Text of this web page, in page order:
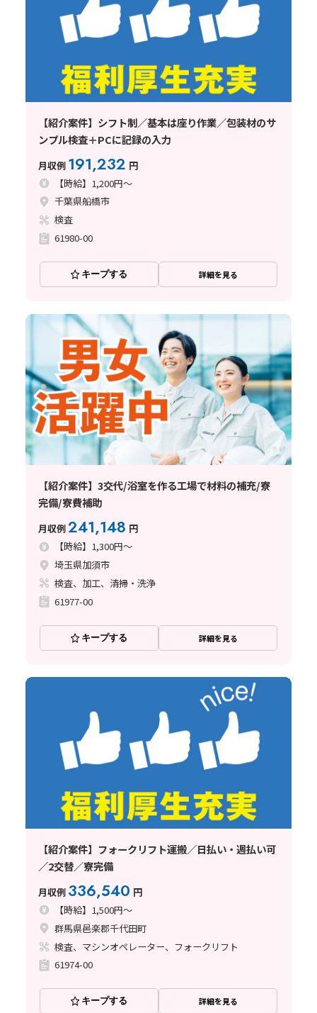
【紹介案件】シフト制／基本は座り作業／包装材のサ
ンプル検査＋PCに記録の入力
月収例 191,232 円
【時給】1,200円～
千葉県船橋市
検査
61980-00
キープする 詳細を見る
【紹介案件】3交代/浴室を作る工場で材料の補充/寮
完備/寮費補助
月収例241,148 円
【時給】1,300円～
埼玉県加須市
検査、加工、清掃・洗浄
61977-00
キープする 詳細を見る
【紹介案件】フォークリフト運搬／日払い・週払い可
／2交替／寮完備
月収例 336,540 円
【時給】1,500円～
群馬県邑楽郡千代田町
検査、マシンオペレーター、フォークリフト
61974-00
キープする 詳細を見る